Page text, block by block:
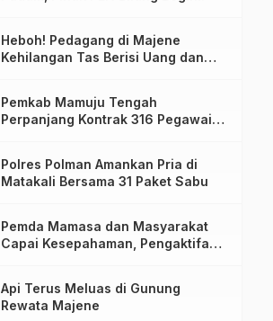
Heboh! Pedagang di Majene
Kehilangan Tas Berisi Uang dan
Pemkab Mamuju Tengah
Perpanjang Kontrak 316 Pegawai
Polres Polman Amankan Pria di
Matakali Bersama 31 Paket Sabu
Pemda Mamasa dan Masyarakat
Capai Kesepahaman, Pengaktifan
Api Terus Meluas di Gunung
Rewata Majene